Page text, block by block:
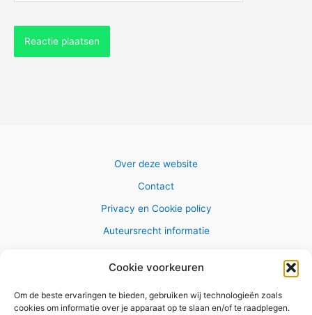
Cookie voorkeuren
Om de beste ervaringen te bieden, gebruiken wij technologieën zoals
cookies om informatie over je apparaat op te slaan en/of te raadplegen.
Over deze website
Contact
Privacy en Cookie policy
Auteursrecht informatie
Copyright © 2026 AlleWandelRoutes.nl